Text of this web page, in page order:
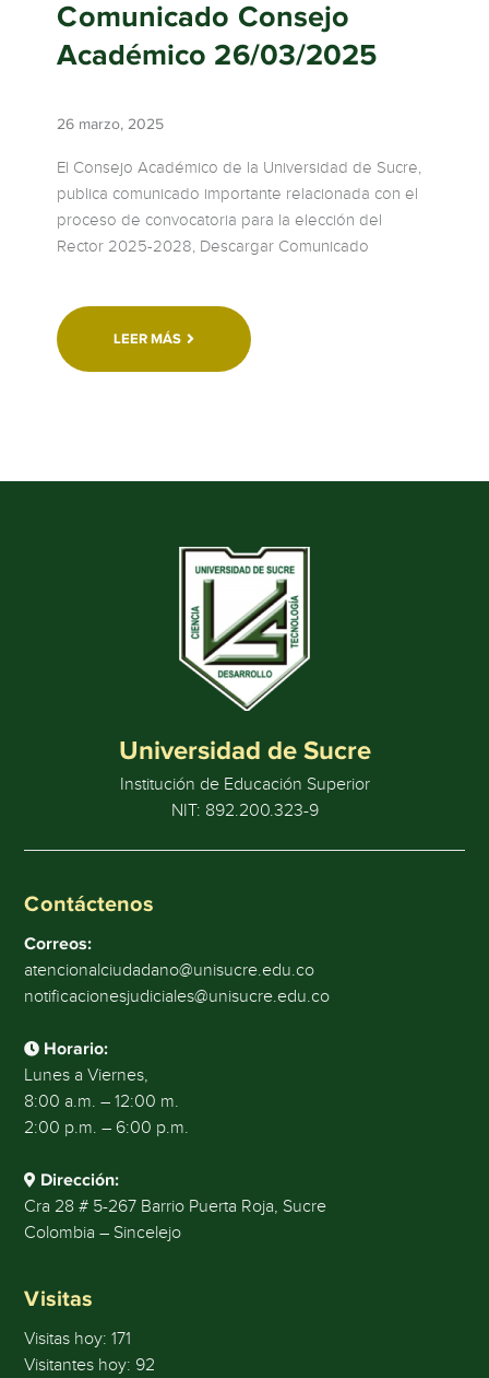
Comunicado Consejo
Académico 26/03/2025
26 marzo, 2025
El Consejo Académico de la Universidad de Sucre,
publica comunicado importante relacionada con el
proceso de convocatoria para la elección del
Rector 2025-2028, Descargar Comunicado
LEER MÁS
Universidad de Sucre
Institución de Educación Superior
NIT: 892.200.323-9
Contáctenos
Correos:
atencionalciudadano@unisucre.edu.co
notificacionesjudiciales@unisucre.edu.co
Horario:
Lunes a Viernes,
8:00 a.m. – 12:00 m.
2:00 p.m. – 6:00 p.m.
Dirección:
Cra 28 # 5-267 Barrio Puerta Roja, Sucre
Colombia – Sincelejo
Visitas
Visitas hoy:171
Visitantes hoy: 92